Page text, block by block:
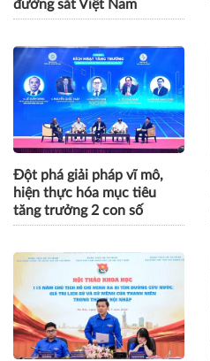
đường sắt Việt Nam
Đột phá giải pháp vĩ mô,
hiện thực hóa mục tiêu
tăng trưởng 2 con số